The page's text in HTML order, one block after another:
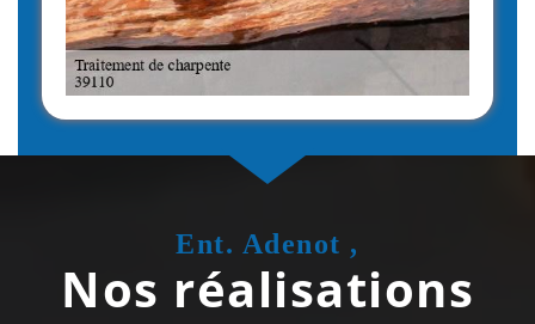
Ent. Adenot ,
Nos réalisations